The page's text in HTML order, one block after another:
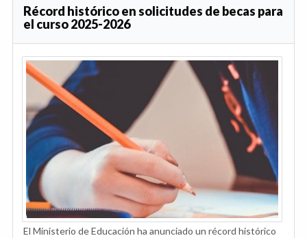
Récord histórico en solicitudes de becas para
el curso 2025-2026
El Ministerio de Educación ha anunciado un récord histórico